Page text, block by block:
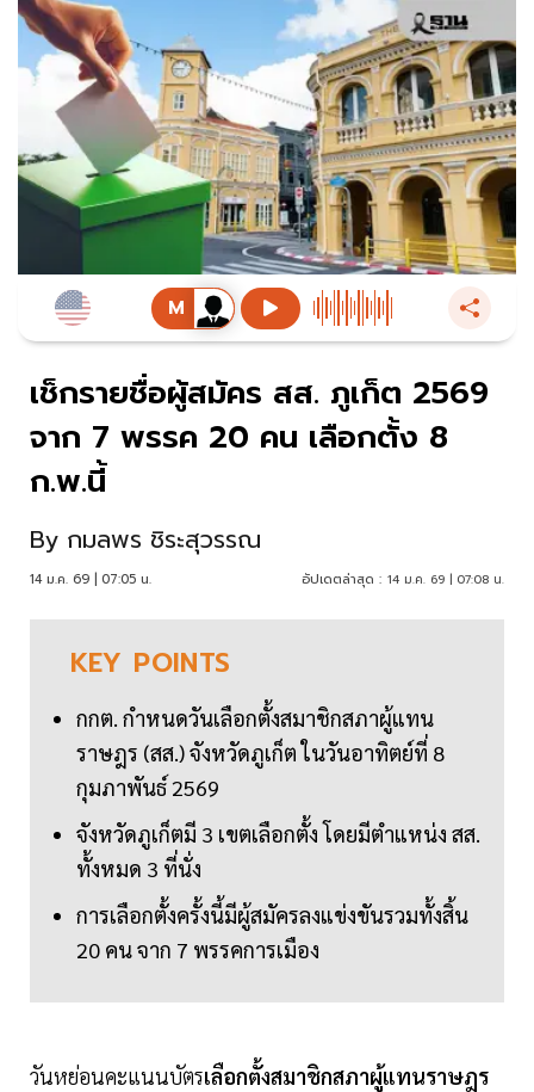
เช็กรายชื่อผู้สมัคร สส. ภูเก็ต 2569
จาก 7 พรรค 20 คน เลือกตั้ง 8
ก.พ.นี้
By กมลพร ชิระสุวรรณ
14 ม.ค. 69 | 07:05 น. อัปเดตล่าสุด : 14 ม.ค. 69 | 07:08 น.
KEY POINTS
กกต. กำหนดวันเลือกตั้งสมาชิกสภาผู้แทน
ราษฎร (สส.) จังหวัดภูเก็ต ในวันอาทิตย์ที่ 8
กุมภาพันธ์ 2569
จังหวัดภูเก็ตมี 3 เขตเลือกตั้ง โดยมีตำแหน่ง สส.
ทั้งหมด 3 ที่นั่ง
การเลือกตั้งครั้งนี้มีผู้สมัครลงแข่งขันรวมทั้งสิ้น
20 คน จาก 7 พรรคการเมือง
วันหย่อนคะแนนบัตรเลือกตั้งสมาชิกสภาผู้แทนราษฎร